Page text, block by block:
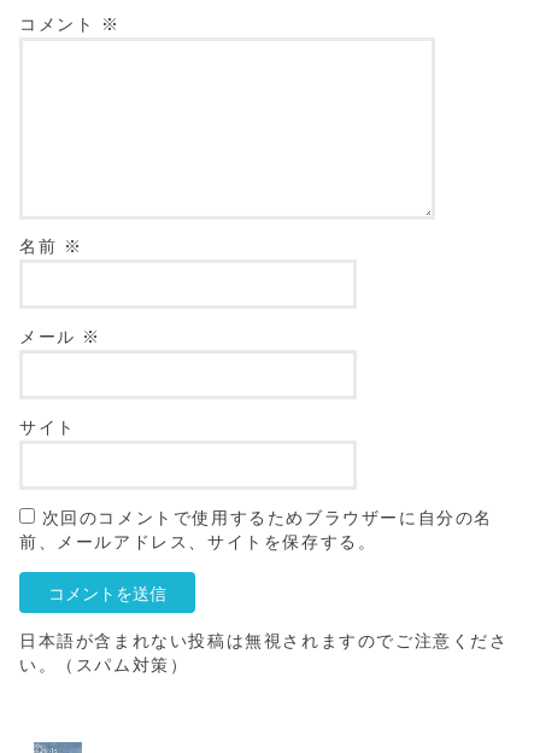
コメント ※
名前 ※
メール ※
サイト
次回のコメントで使用するためブラウザーに自分の名
前、メールアドレス、サイトを保存する。
日本語が含まれない投稿は無視されますのでご注意くださ
い。（スパム対策）